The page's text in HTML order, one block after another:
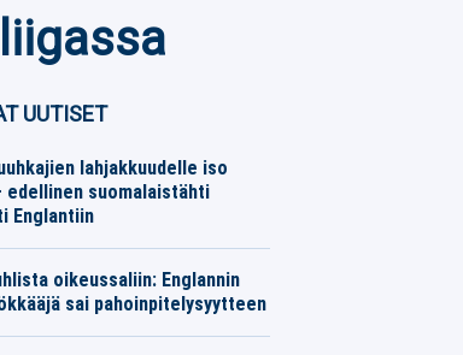
UUTISET
lahjakkuudelle iso
edellinen suomalaistähti
Englantiin
oikeussaliin: Englannin
sai pahoinpitelysyytteen